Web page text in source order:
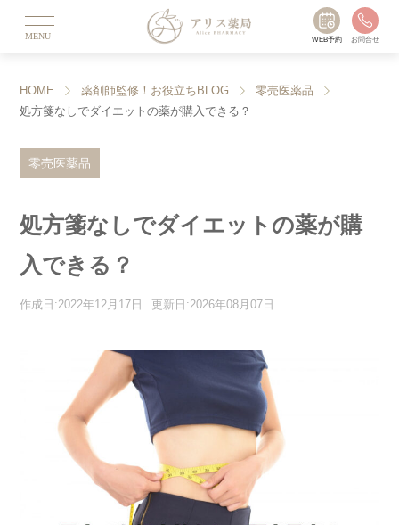
MENU WEB予約 お問合せ
HOME 薬剤師監修！お役立ちBLOG
零売医薬品
処方箋なしでダイエットの薬が購入できる？
零売医薬品
処方箋なしでダイエットの薬が購
入できる？
作成日:2022年12月17日 更新日:2026年08月07日